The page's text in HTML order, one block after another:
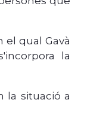
el qual Gavà
la
la situació a